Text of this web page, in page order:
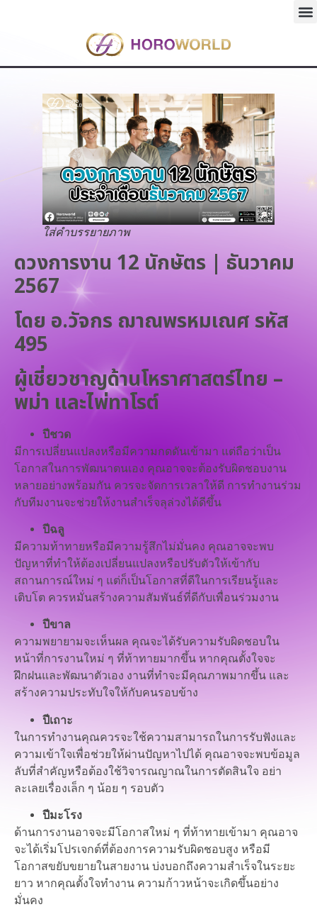
ใส่คำบรรยายภาพ
ดวงการงาน 12 นักษัตร | ธันวาคม
2567
โดย อ.วัจกร ฌาณพรหมเณศ รหัส
495
ผู้เชี่ยวชาญด้านโหราศาสตร์ไทย –
พม่า และไพ่ทาโรต์
ปีชวด
มีการเปลี่ยนแปลงหรือมีความกดดันเข้ามา แต่ถือว่าเป็น
โอกาสในการพัฒนาตนเอง คุณอาจจะต้องรับผิดชอบงาน
หลายอย่างพร้อมกัน ควรจะจัดการเวลาให้ดี การทำงานร่วม
กับทีมงานจะช่วยให้งานสำเร็จลุล่วงได้ดีขึ้น
ปีฉลู
มีความท้าทายหรือมีความรู้สึกไม่มั่นคง คุณอาจจะพบ
ปัญหาที่ทำให้ต้องเปลี่ยนแปลงหรือปรับตัวให้เข้ากับ
สถานการณ์ใหม่ ๆ แต่ก็เป็นโอกาสที่ดีในการเรียนรู้และ
เติบโต ควรหมั่นสร้างความสัมพันธ์ที่ดีกับเพื่อนร่วมงาน
ปีขาล
ความพยายามจะเห็นผล คุณจะได้รับความรับผิดชอบใน
หน้าที่การงานใหม่ ๆ ที่ท้าทายมากขึ้น หากคุณตั้งใจจะ
ฝึกฝนและพัฒนาตัวเอง งานที่ทำจะมีคุณภาพมากขึ้น และ
สร้างความประทับใจให้กับคนรอบข้าง
ปีเถาะ
ในการทำงานคุณควรจะใช้ความสามารถในการรับฟังและ
ความเข้าใจเพื่อช่วยให้ผ่านปัญหาไปได้ คุณอาจจะพบข้อมูล
ลับที่สำคัญหรือต้องใช้วิจารณญาณในการตัดสินใจ อย่า
ละเลยเรื่องเล็ก ๆ น้อย ๆ รอบตัว
ปีมะโรง
ด้านการงานอาจจะมีโอกาสใหม่ ๆ ที่ท้าทายเข้ามา คุณอาจ
จะได้เริ่มโปรเจกต์ที่ต้องการความรับผิดชอบสูง หรือมี
โอกาสขยับขยายในสายงาน บ่งบอกถึงความสำเร็จในระยะ
ยาว หากคุณตั้งใจทำงาน ความก้าวหน้าจะเกิดขึ้นอย่าง
มั่นคง